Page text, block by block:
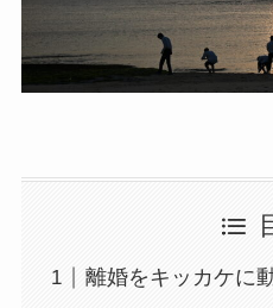
離婚をキッカケに